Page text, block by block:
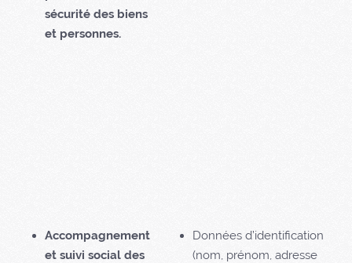
sécurité des biens
et personnes.
Accompagnement
et suivi social des
Données d’identification
(nom, prénom, adresse